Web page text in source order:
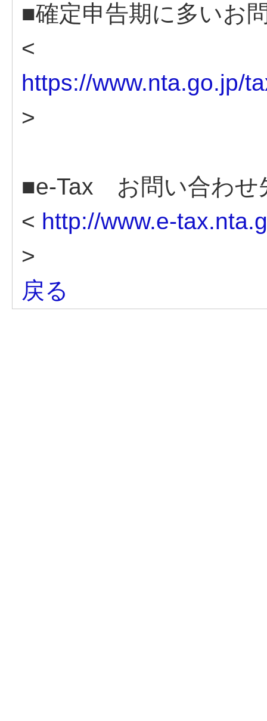
■確定申告期に多いお
<
https://www.nta.go.jp/
>
■e-Tax お問い合わせ
< http://www.e-
>
戻る